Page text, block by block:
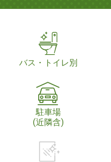
バス・トイレ別
駐車場
(近隣含)